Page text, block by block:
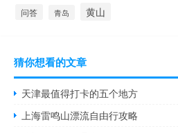
问答 青岛 黄山
猜你想看的文章
天津最值得打卡的五个地方
上海雷鸣山漂流自由行攻略